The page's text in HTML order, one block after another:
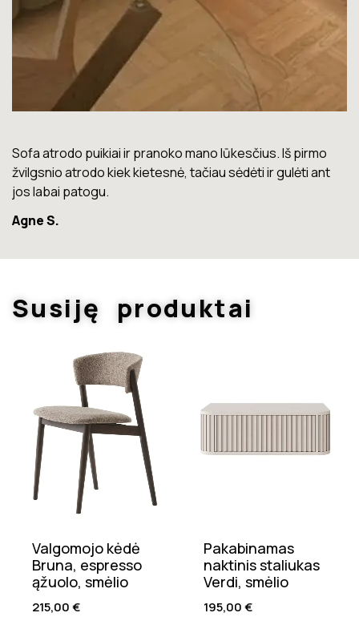
Lova labai gera. Šiuo metu neturiu jokių nusiskundimų.
Marius T.
Susiję produktai
Valgomojo kėdė
Bruna, espresso
ąžuolo, smėlio
215,00€
Pakabinamas
naktinis staliukas
Verdi, smėlio
195,00€